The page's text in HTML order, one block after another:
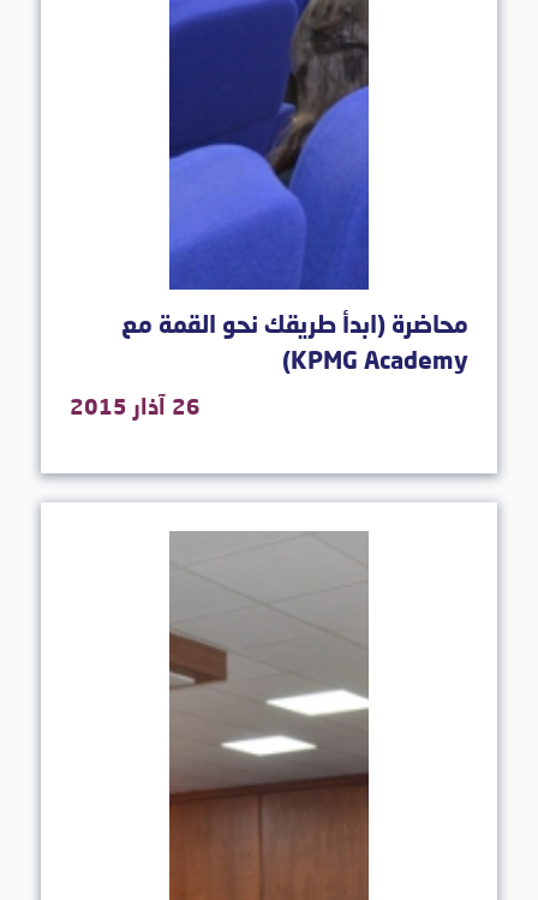
محاضرة (ابدأ طريقك نحو القمة مع
KPMG Academy)
26 آذار 2015